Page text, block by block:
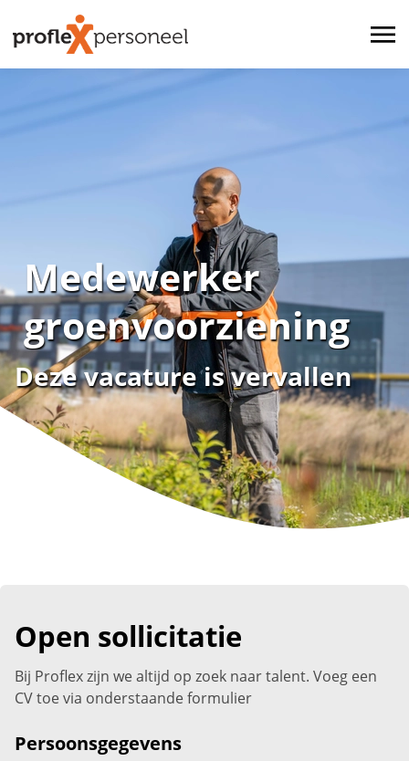
Medewerker
groenvoorziening
Deze vacature is vervallen
Open sollicitatie
Bij Proflex zijn we altijd op zoek naar talent. Voeg een
CV toe via onderstaande formulier
Persoonsgegevens